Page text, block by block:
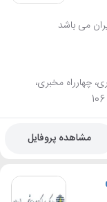
ستاری، چهارراه مخبری،
مشاهده پروفایل